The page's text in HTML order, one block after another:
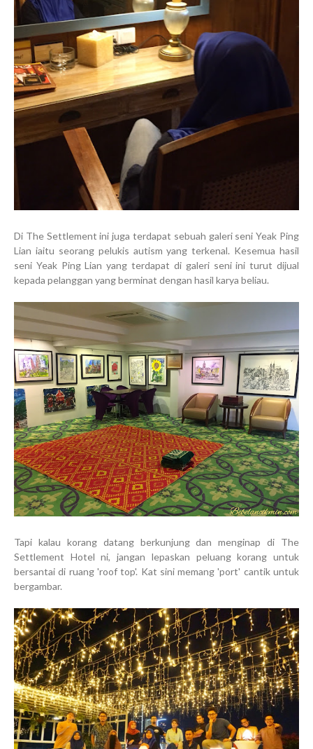
Di The Settlement ini juga terdapat sebuah galeri seni Yeak Ping
Lian iaitu seorang pelukis autism yang terkenal. Kesemua hasil
seni Yeak Ping Lian yang terdapat di galeri seni ini turut dijual
kepada pelanggan yang berminat dengan hasil karya beliau.
Tapi kalau korang datang berkunjung dan menginap di The
Settlement Hotel ni, jangan lepaskan peluang korang untuk
bersantai di ruang 'roof top'. Kat sini memang 'port' cantik untuk
bergambar.